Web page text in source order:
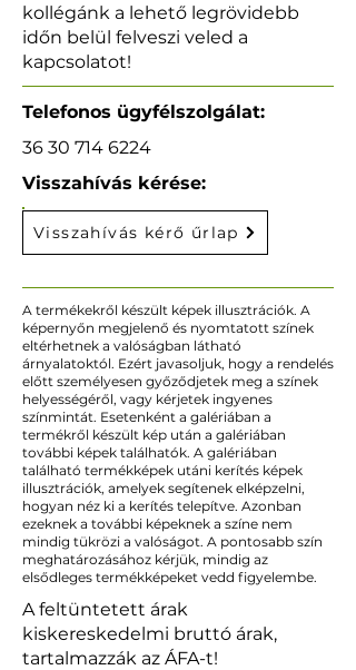
kollégánk a lehető legrövidebb
időn belül felveszi veled a
kapcsolatot!
Telefonos ügyfélszolgálat:
36 30 714 6224
Visszahívás kérése:
Visszahívás kérő űrlap
A termékekről készült képek illusztrációk. A
képernyőn megjelenő és nyomtatott színek
eltérhetnek a valóságban látható
árnyalatoktól. Ezért javasoljuk, hogy a rendelés
előtt személyesen győződjetek meg a színek
helyességéről, vagy kérjetek ingyenes
színmintát. Esetenként a galériában a
termékről készült kép után a galériában
további képek találhatók. A galériában
található termékképek utáni kerítés képek
illusztrációk, amelyek segítenek elképzelni,
hogyan néz ki a kerítés telepítve. Azonban
ezeknek a további képeknek a színe nem
mindig tükrözi a valóságot. A pontosabb szín
meghatározásához kérjük, mindig az
elsődleges termékképeket vedd figyelembe.
A feltüntetett árak
kiskereskedelmi bruttó árak,
tartalmazzák az ÁFA-t!